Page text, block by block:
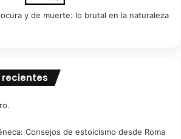
y de muerte: lo brutal en la naturaleza
Consejos de estoicismo desde Roma